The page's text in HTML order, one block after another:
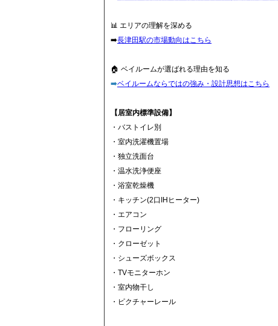
📊 エリアの理解を深める
➡️長津田駅の市場動向はこちら
🏠 ベイルームが選ばれる理由を知る
➡️ベイルームならではの強み・設計思想はこちら
【居室内標準設備】
・バストイレ別
・室内洗濯機置場
・独立洗面台
・温水洗浄便座
・浴室乾燥機
・キッチン(2口IHヒーター)
・エアコン
・フローリング
・クローゼット
・シューズボックス
・TVモニターホン
・室内物干し
・ピクチャーレール